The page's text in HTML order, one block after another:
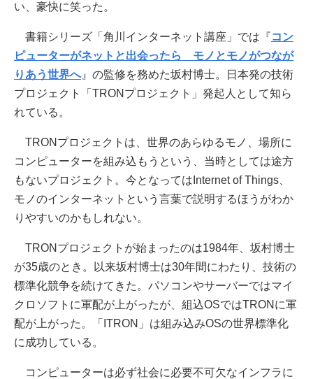
い、豪快に笑った。
書籍シリーズ「角川インターネット講座」では『コン
ピューターがネットと出会ったら モノとモノがつなが
りあう世界へ』の監修を務めた坂村博士。日本発の技術
プロジェクト「TRONプロジェクト」発起人として知ら
れている。
TRONプロジェクトは、世界のあらゆるモノ、場所に
コンピューターを組み込もうという、当時としては途方
もないプロジェクト。今となってはInternet of Things、
モノのインターネットという言葉で説明するほうがわか
りやすいのかもしれない。
TRONプロジェクトが始まったのは1984年、坂村博士
が35歳のとき。以来坂村博士は30年間にわたり、技術の
標準化競争を続けてきた。パソコンやサーバーではマイ
クロソフトに軍配が上がったが、組込OSではTRONに軍
配が上がった。「ITRON」は組み込みOSの世界標準化
に成功している。
コンピューターは必ず社会に必要不可欠なインフラに